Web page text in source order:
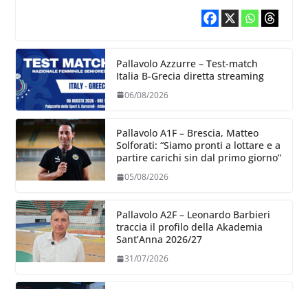
Pallavolo Azzurre – Test-match
Italia B-Grecia diretta streaming
06/08/2026
Pallavolo A1F – Brescia, Matteo
Solforati: “Siamo pronti a lottare e a
partire carichi sin dal primo giorno”
05/08/2026
Pallavolo A2F – Leonardo Barbieri
traccia il profilo della Akademia
Sant’Anna 2026/27
31/07/2026